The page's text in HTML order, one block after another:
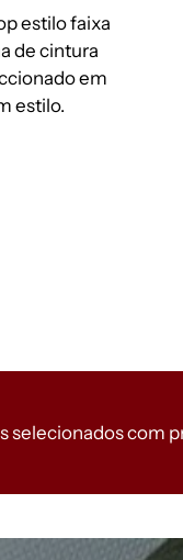
estilo faixa
de cintura
em
estilo.
selecionados com